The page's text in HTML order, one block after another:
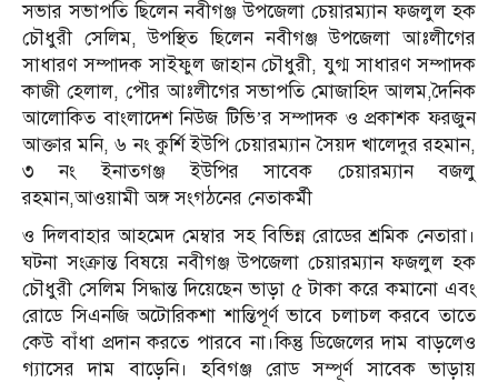
সভার সভাপতি ছিলেন নবীগঞ্জ উপজেলা চেয়ারম্যান ফজলুল হক
চৌধুরী সেলিম, উপস্থিত ছিলেন নবীগঞ্জ উপজেলা আঃলীগের
সাধারণ সম্পাদক সাইফুল জাহান চৌধুরী, যুগ্ম সাধারণ সম্পাদক
কাজী হেলাল, পৌর আঃলীগের সভাপতি মোজাহিদ আলম,দৈনিক
আলোকিত বাংলাদেশ নিউজ টিভি’র সম্পাদক ও প্রকাশক ফরজুন
আক্তার মনি, ৬ নং কুর্শি ইউপি চেয়ারম্যান সৈয়দ খালেদুর রহমান,
৩ নং ইনাতগঞ্জ ইউপির সাবেক চেয়ারম্যান বজলু
রহমান,আওয়ামী অঙ্গ সংগঠনের নেতাকর্মী
ও দিলবাহার আহমেদ মেম্বার সহ বিভিন্ন রোডের শ্রমিক নেতারা।
ঘটনা সংক্রান্ত বিষয়ে নবীগঞ্জ উপজেলা চেয়ারম্যান ফজলুল হক
চৌধুরী সেলিম সিদ্ধান্ত দিয়েছেন ভাড়া ৫ টাকা করে কমানো এবং
রোডে সিএনজি অটোরিকশা শান্তিপূর্ণ ভাবে চলাচল করবে তাতে
কেউ বাঁধা প্রদান করতে পারবে না।কিন্তু ডিজেলের দাম বাড়লেও
গ্যাসের দাম বাড়েনি। হবিগঞ্জ রোড সম্পূর্ণ সাবেক ভাড়ায়